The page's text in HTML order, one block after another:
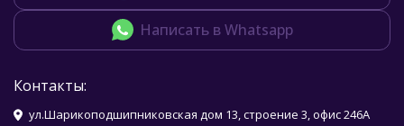
Написать в Whatsapp
Контакты:
ул.Шарикоподшипниковская дом 13, строение 3, офис 246А